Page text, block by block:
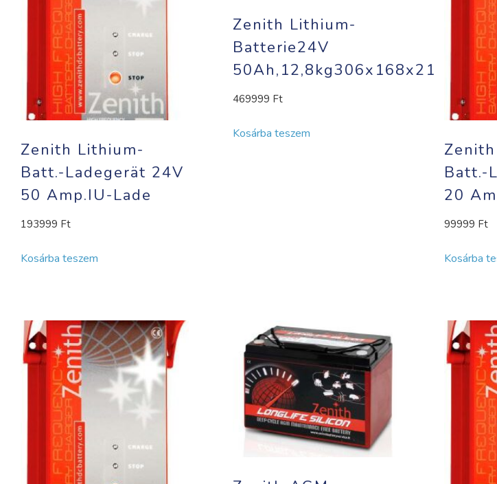
Zenith Lithium-
Batt.-Ladegerät 24V
50 Amp.IU-Lade
193999 Ft
Kosárba teszem
Zenith Lithium-
Batterie24V
50Ah,12,8kg306x168x216m
469999 Ft
Kosárba teszem
Batt.-
20
99999 Ft
Kosárba